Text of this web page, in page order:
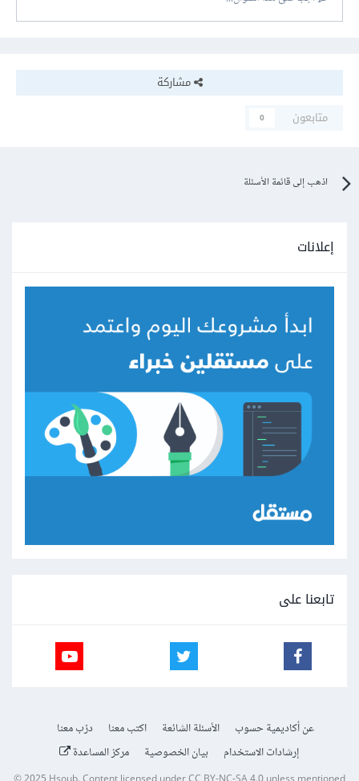
مشاركة
متابعون
0
اذهب إلى قائمة الأسئلة
إعلانات
تابعنا على
عن أكاديمية حسوب الأسئلة الشائعة اكتب معنا
درّب معنا
إرشادات الاستخدام
بيان الخصوصية مركز المساعدة